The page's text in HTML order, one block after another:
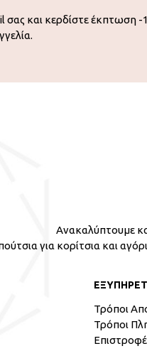
και κερδίστε έκπτωση -
Ανακαλύπτουμε
για κορίτσια και
Τρόποι
Τρόποι